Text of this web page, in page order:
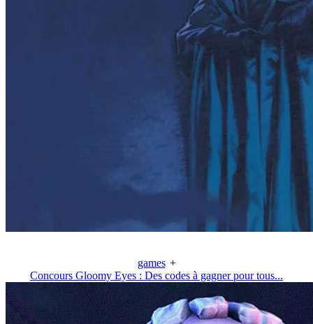
games +
Concours Gloomy Eyes : Des codes à gagner pour tous...